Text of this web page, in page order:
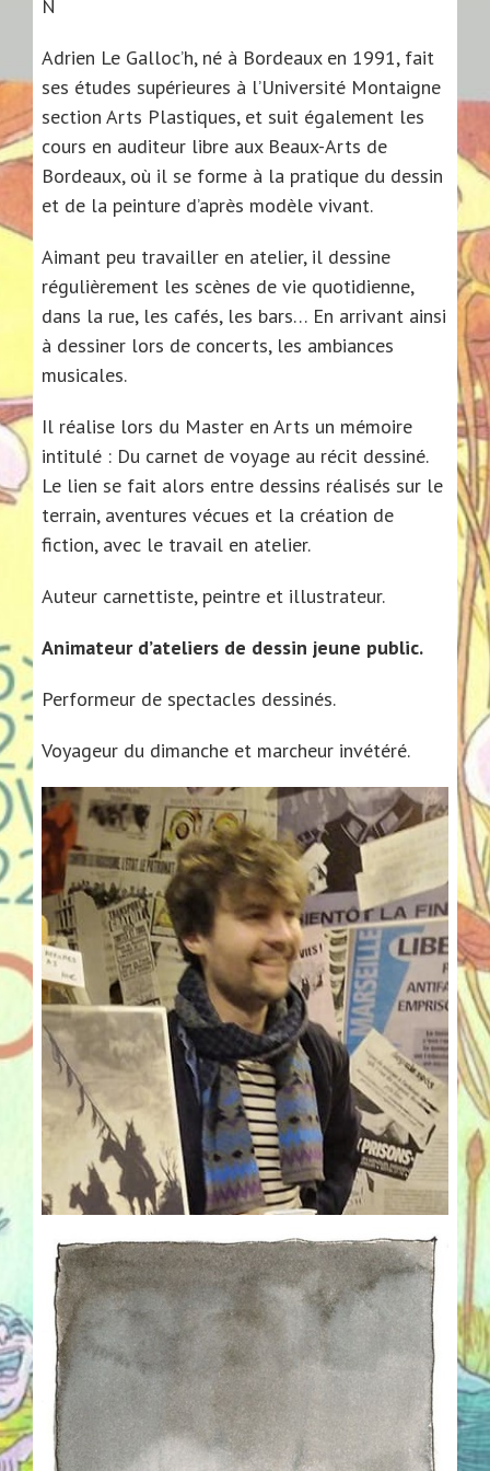
N
Adrien Le Galloc’h, né à Bordeaux en 1991, fait
ses études supérieures à l’Université Montaigne
section Arts Plastiques, et suit également les
cours en auditeur libre aux Beaux-Arts de
Bordeaux, où il se forme à la pratique du dessin
et de la peinture d’après modèle vivant.
Aimant peu travailler en atelier, il dessine
régulièrement les scènes de vie quotidienne,
dans la rue, les cafés, les bars… En arrivant ainsi
à dessiner lors de concerts, les ambiances
musicales.
Il réalise lors du Master en Arts un mémoire
intitulé : Du carnet de voyage au récit dessiné.
Le lien se fait alors entre dessins réalisés sur le
terrain, aventures vécues et la création de
fiction, avec le travail en atelier.
Auteur carnettiste, peintre et illustrateur.
Animateur d’ateliers de dessin jeune public.
Performeur de spectacles dessinés.
Voyageur du dimanche et marcheur invétéré.